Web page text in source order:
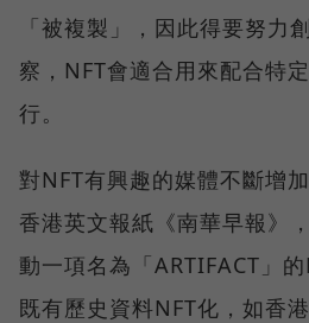
「被複製」，因此得要努力
察，NFT會適合用來配合特
行。
對NFT有興趣的媒體不斷增
香港英文報紙《南華早報》
動一項名為「ARTIFACT」
既有歷史資料NFT化，如香